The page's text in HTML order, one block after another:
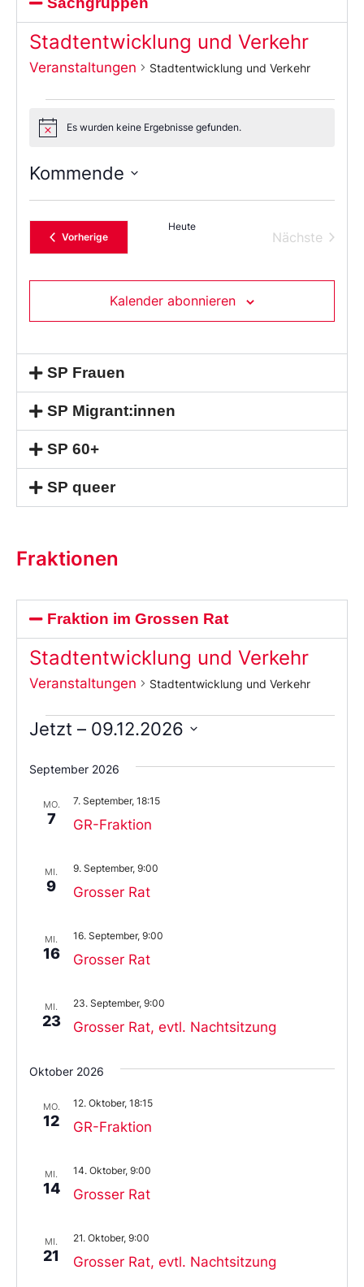
Stadtentwicklung und Verkehr
Veranstaltungen Stadtentwicklung und Verkehr
NoticeEs wurden keine Ergebnisse gefunden.
Kommende
Sie
das
Datum
aus.
VorherigeVeranstaltungen
Heute
Nächste
Kalender abonnieren
SP Frauen
SP Migrant:innen
SP 60+
SP queer
Fraktionen
Fraktion im Grossen Rat
Stadtentwicklung und Verkehr
Veranstaltungen Stadtentwicklung und Verkehr
Jetzt – 09.12.2026
Sie
das
aus.
September 2026
MO.
7 GR-Fraktion
7. September, 18:15
MI.
9 Grosser Rat
9. September, 9:00
MI.
16 Grosser Rat
16. September, 9:00
MI.
23 Grosser Rat, evtl. Nachtsitzung
23. September, 9:00
Oktober 2026
MO.
12 GR-Fraktion
12. Oktober, 18:15
MI.
14 Grosser Rat
14. Oktober, 9:00
MI.
21 Grosser Rat, evtl. Nachtsitzung
21. Oktober, 9:00